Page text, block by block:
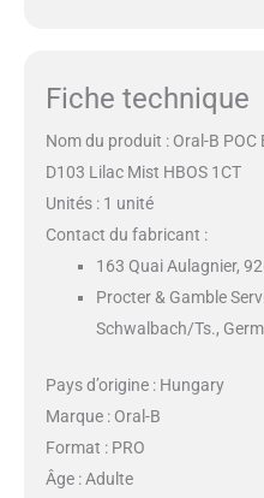
Fiche technique
Nom du produit : Oral-B
D103 Lilac Mist HBOS 1CT
Unités : 1 unité
Contact du fabricant :
163 Quai Aulagnier,
Procter & Gamble
Schwalbach/Ts.,
Pays d’origine : Hungary
Marque : Oral-B
Format : PRO
Âge : Adulte